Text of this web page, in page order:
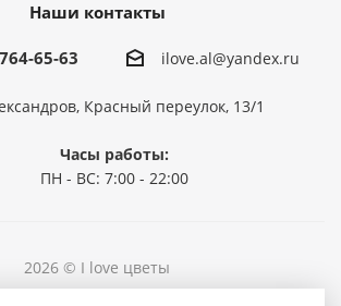
Наши контакты
65-63 ilove.al@yandex.ru
Красный переулок, 13/1
Часы работы:
ПН - ВС: 7:00 - 22:00
2026 © I love цветы